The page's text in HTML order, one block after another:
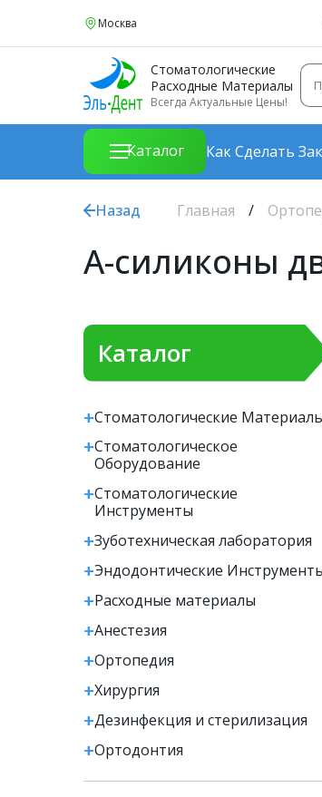
Москва
Стоматологические
Расходные Материалы
Всегда Актуальные Цены!
Каталог Как Сделать
Назад Главная
А-силиконы
Каталог
Стоматологические
Стоматологическое
Оборудование
Стоматологические
Инструменты
Зуботехническая лаборатория
Эндодонтические
Расходные материалы
Анестезия
Ортопедия
Хирургия
Дезинфекция и стерилизация
Ортодонтия